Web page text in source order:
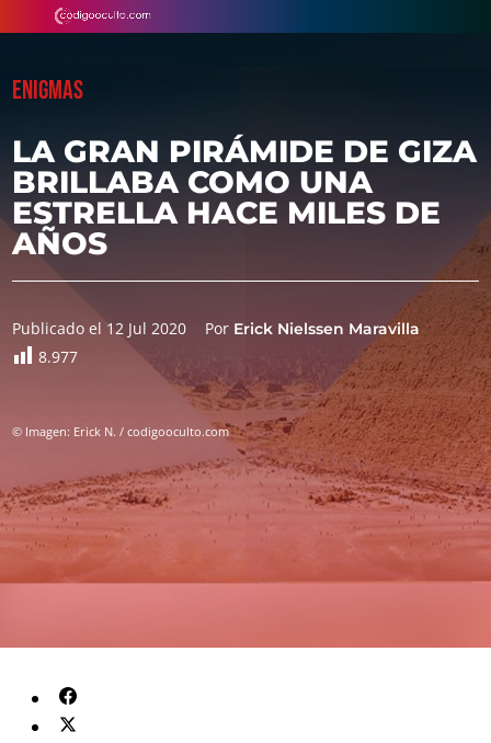
ENIGMAS
LA GRAN PIRÁMIDE DE GIZA
BRILLABA COMO UNA
ESTRELLA HACE MILES DE
AÑOS
Publicado el 12 Jul 2020 Por Erick Nielssen Maravilla
8.977
© Imagen: Erick N. / codigooculto.com